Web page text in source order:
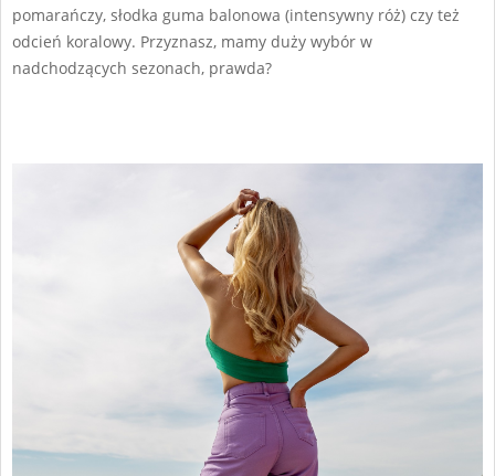
pomarańczy, słodka guma balonowa (intensywny róż) czy też
odcień koralowy. Przyznasz, mamy duży wybór w
nadchodzących sezonach, prawda?